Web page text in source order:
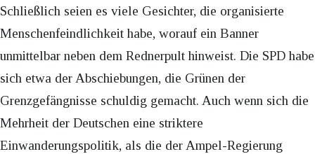
Schließlich seien es viele Gesichter, die organisierte
Menschenfeindlichkeit habe, worauf ein Banner
unmittelbar neben dem Rednerpult hinweist. Die SPD habe
sich etwa der Abschiebungen, die Grünen der
Grenzgefängnisse schuldig gemacht. Auch wenn sich die
Mehrheit der Deutschen eine striktere
Einwanderungspolitik, als die der Ampel-Regierung